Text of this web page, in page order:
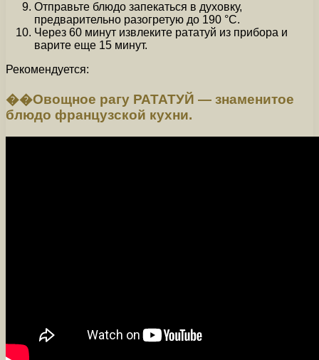
Отправьте блюдо запекаться в духовку,
предварительно разогретую до 190 °C.
Через 60 минут извлеките рататуй из прибора и
варите еще 15 минут.
Рекомендуется:
��Овощное рагу РАТАТУЙ — знаменитое
блюдо французской кухни.